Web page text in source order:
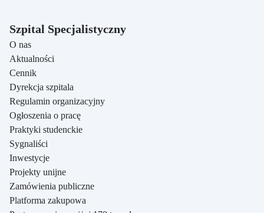
Szpital Specjalistyczny
O nas
Aktualności
Cennik
Dyrekcja szpitala
Regulamin organizacyjny
Ogłoszenia o pracę
Praktyki studenckie
Sygnaliści
Inwestycje
Projekty unijne
Zamówienia publiczne
Platforma zakupowa